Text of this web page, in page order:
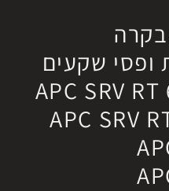
ופסי שקעים